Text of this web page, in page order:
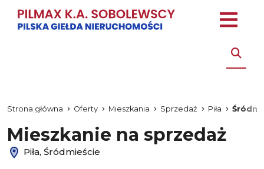
Strona główna Oferty Mieszkania Sprzedaż Piła
Mieszkanie na sprzedaż
Piła, Śródmieście